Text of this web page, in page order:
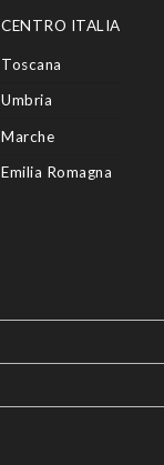
CENTRO ITALIA
Toscana
Umbria
Marche
Emilia Romagna